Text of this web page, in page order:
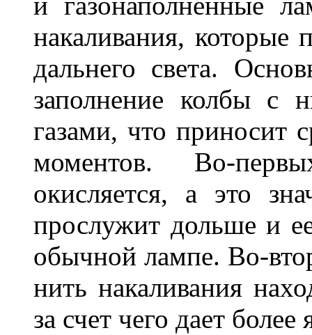
накаливания,
дальнего света.
заполнение колбы с
газами, что приносит
моментов. Во-
окисляется, а это
прослужит дольше и
обычной лампе. Во-
нить накаливания
за счет чего дает